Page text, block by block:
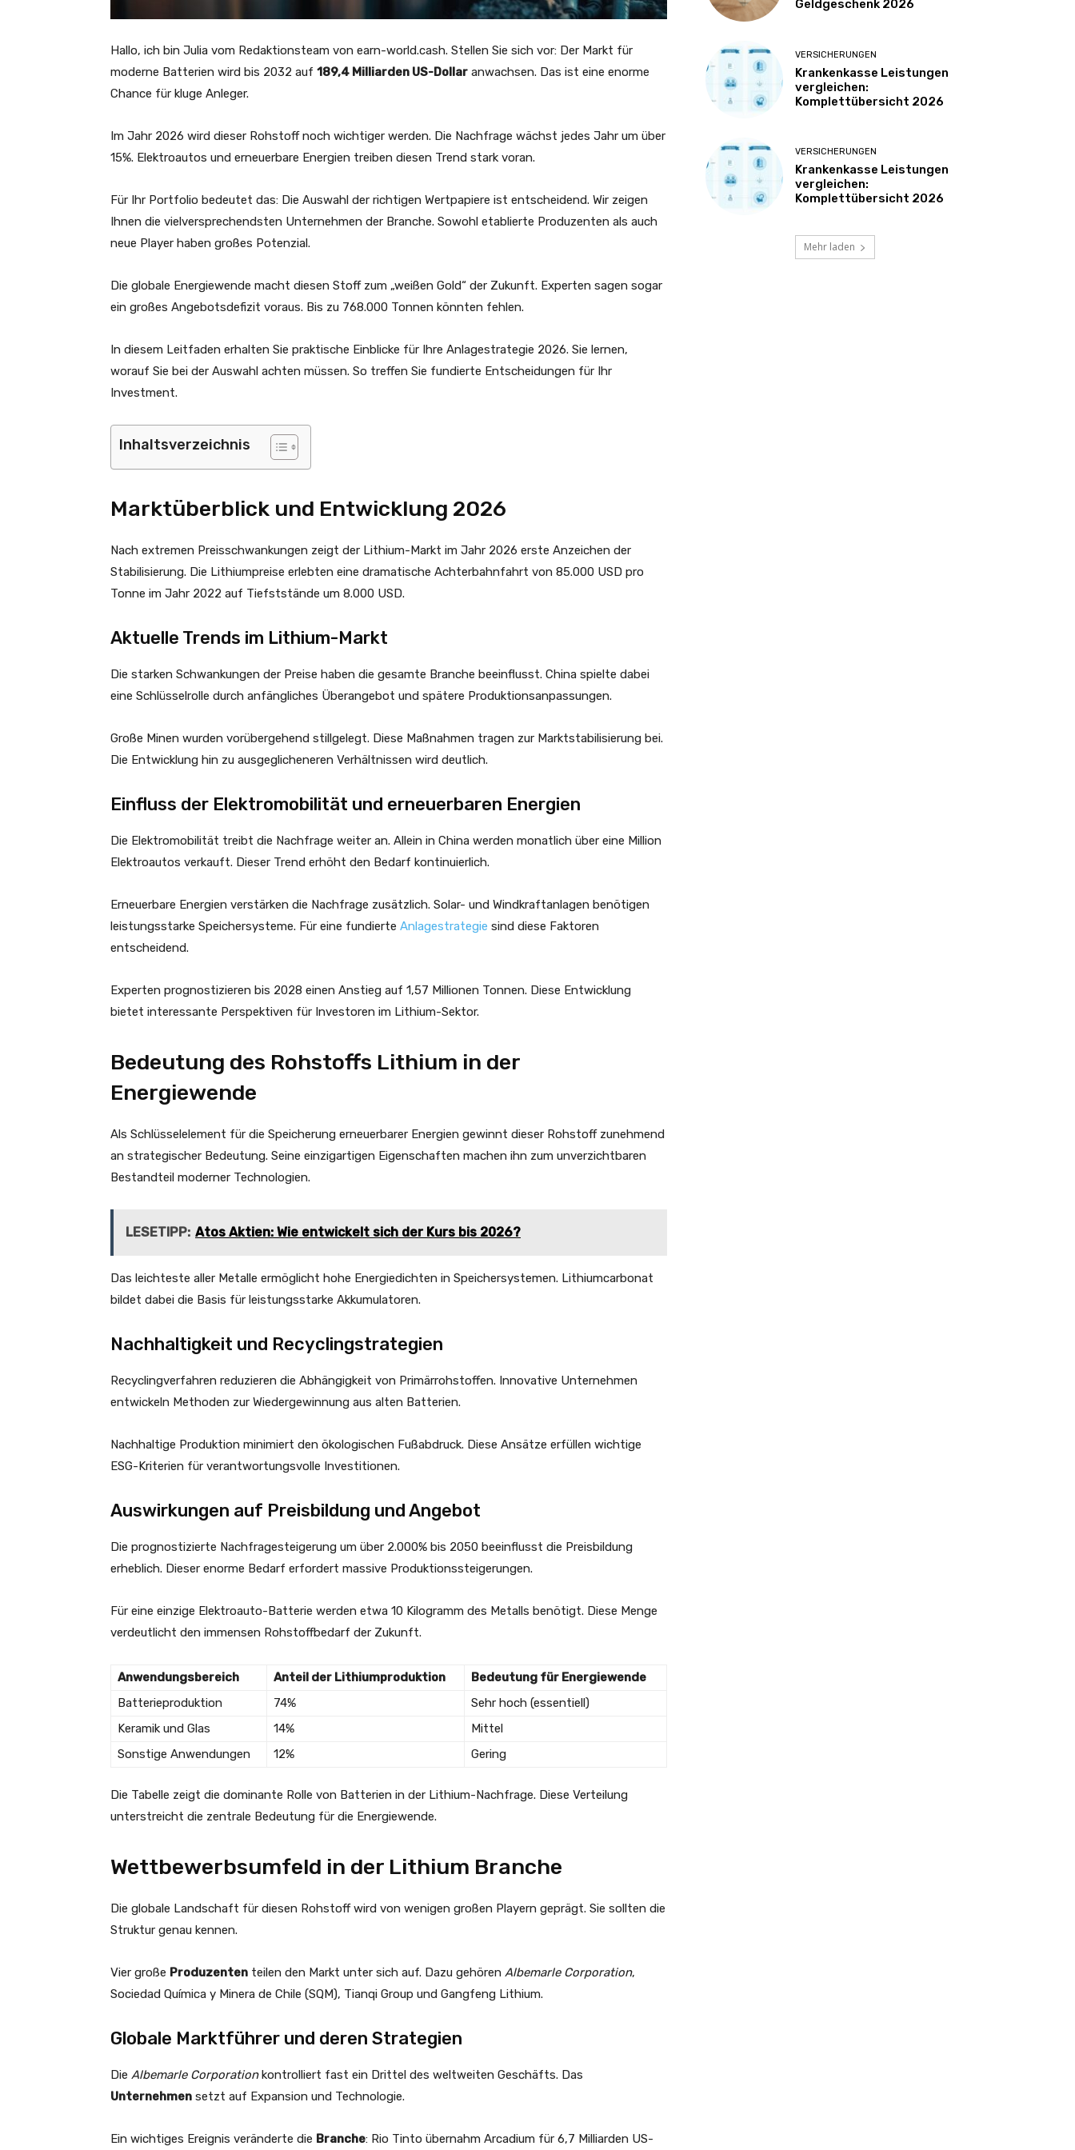
Hallo, ich bin Julia vom Redaktionsteam von earn-world.cash. Stellen Sie sich vor: Der Markt für
moderne Batterien wird bis 2032 auf 189,4 Milliarden US-Dollar anwachsen. Das ist eine enorme
Chance für kluge Anleger.
Im Jahr 2026 wird dieser Rohstoff noch wichtiger werden. Die Nachfrage wächst jedes Jahr um über
15%. Elektroautos und erneuerbare Energien treiben diesen Trend stark voran.
Für Ihr Portfolio bedeutet das: Die Auswahl der richtigen Wertpapiere ist entscheidend. Wir zeigen
Ihnen die vielversprechendsten Unternehmen der Branche. Sowohl etablierte Produzenten als auch
neue Player haben großes Potenzial.
Die globale Energiewende macht diesen Stoff zum „weißen Gold“ der Zukunft. Experten sagen sogar
ein großes Angebotsdefizit voraus. Bis zu 768.000 Tonnen könnten fehlen.
In diesem Leitfaden erhalten Sie praktische Einblicke für Ihre Anlagestrategie 2026. Sie lernen,
worauf Sie bei der Auswahl achten müssen. So treffen Sie fundierte Entscheidungen für Ihr
Investment.
Inhaltsverzeichnis
Marktüberblick und Entwicklung 2026
Nach extremen Preisschwankungen zeigt der Lithium-Markt im Jahr 2026 erste Anzeichen der
Stabilisierung. Die Lithiumpreise erlebten eine dramatische Achterbahnfahrt von 85.000 USD pro
Tonne im Jahr 2022 auf Tiefststände um 8.000 USD.
Aktuelle Trends im Lithium-Markt
Die starken Schwankungen der Preise haben die gesamte Branche beeinflusst. China spielte dabei
eine Schlüsselrolle durch anfängliches Überangebot und spätere Produktionsanpassungen.
Große Minen wurden vorübergehend stillgelegt. Diese Maßnahmen tragen zur Marktstabilisierung bei.
Die Entwicklung hin zu ausgeglicheneren Verhältnissen wird deutlich.
Einfluss der Elektromobilität und erneuerbaren Energien
Die Elektromobilität treibt die Nachfrage weiter an. Allein in China werden monatlich über eine Million
Elektroautos verkauft. Dieser Trend erhöht den Bedarf kontinuierlich.
Erneuerbare Energien verstärken die Nachfrage zusätzlich. Solar- und Windkraftanlagen benötigen
leistungsstarke Speichersysteme. Für eine fundierte Anlagestrategie sind diese Faktoren
entscheidend.
Experten prognostizieren bis 2028 einen Anstieg auf 1,57 Millionen Tonnen. Diese Entwicklung
bietet interessante Perspektiven für Investoren im Lithium-Sektor.
Bedeutung des Rohstoffs Lithium in der
Energiewende
Als Schlüsselelement für die Speicherung erneuerbarer Energien gewinnt dieser Rohstoff zunehmend
an strategischer Bedeutung. Seine einzigartigen Eigenschaften machen ihn zum unverzichtbaren
Bestandteil moderner Technologien.
LESETIPP: Atos Aktien: Wie entwickelt sich der Kurs bis 2026?
Das leichteste aller Metalle ermöglicht hohe Energiedichten in Speichersystemen. Lithiumcarbonat
bildet dabei die Basis für leistungsstarke Akkumulatoren.
Nachhaltigkeit und Recyclingstrategien
Recyclingverfahren reduzieren die Abhängigkeit von Primärrohstoffen. Innovative Unternehmen
entwickeln Methoden zur Wiedergewinnung aus alten Batterien.
Nachhaltige Produktion minimiert den ökologischen Fußabdruck. Diese Ansätze erfüllen wichtige
ESG-Kriterien für verantwortungsvolle Investitionen.
Auswirkungen auf Preisbildung und Angebot
Die prognostizierte Nachfragesteigerung um über 2.000% bis 2050 beeinflusst die Preisbildung
erheblich. Dieser enorme Bedarf erfordert massive Produktionssteigerungen.
Für eine einzige Elektroauto-Batterie werden etwa 10 Kilogramm des Metalls benötigt. Diese Menge
verdeutlicht den immensen Rohstoffbedarf der Zukunft.
Anwendungsbereich Anteil der Lithiumproduktion
Bedeutung für Energiewende
Batterieproduktion
74%
Sehr hoch (essentiell)
Keramik und Glas
14%
Mittel
Sonstige Anwendungen
12% Gering
Die Tabelle zeigt die dominante Rolle von Batterien in der Lithium-Nachfrage. Diese Verteilung
unterstreicht die zentrale Bedeutung für die Energiewende.
Wettbewerbsumfeld in der Lithium Branche
Die globale Landschaft für diesen Rohstoff wird von wenigen großen Playern geprägt. Sie sollten die
Struktur genau kennen.
Vier große Produzenten teilen den Markt unter sich auf. Dazu gehören Albemarle Corporation,
Sociedad Química y Minera de Chile (SQM), Tianqi Group und Gangfeng Lithium.
Globale Marktführer und deren Strategien
Die Albemarle Corporationkontrolliert fast ein Drittel des weltweiten Geschäfts. Das
Unternehmen setzt auf Expansion und Technologie.
Ein wichtiges Ereignis veränderte die Branche: Rio Tinto übernahm Arcadium für 6,7 Milliarden US-
Geldgeschenk 2026
VERSICHERUNGEN
Krankenkasse Leistungen
vergleichen:
Komplettübersicht 2026
VERSICHERUNGEN
Krankenkasse Leistungen
vergleichen:
Komplettübersicht 2026
Mehr laden